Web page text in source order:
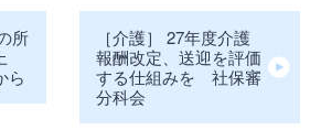
所
ら
［介護］ 27年度介護
報酬改定、送迎を評価
する仕組みを 社保審
分科会